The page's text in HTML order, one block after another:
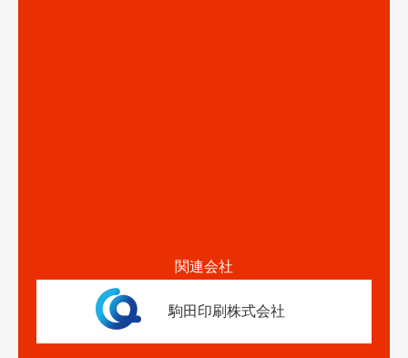
関連会社
駒田印刷株式会社